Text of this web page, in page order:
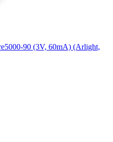
90 (3V, 60mA) (Arlight,